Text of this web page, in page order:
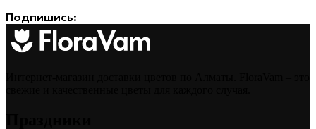
Подпишись: